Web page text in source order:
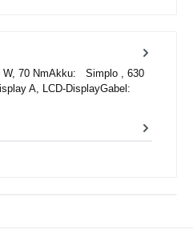
W, 70 NmAkku: Simplo , 630
A, LCD-DisplayGabel: